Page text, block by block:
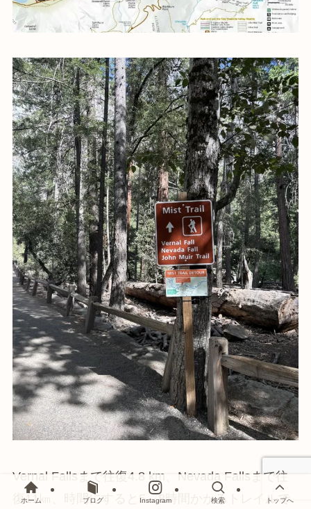
Vernal Fallsまで往復4.8 km、Nevada Fallsまで往
復11㎞、時間にすると5～8時間かかるトレイルで
ホーム ブログ Instagram 検索 トップへ